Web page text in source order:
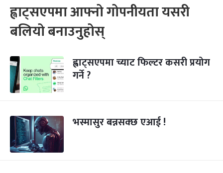
ह्वाट्सएपमा आफ्नो गोपनीयता यसरी
बलियो बनाउनुहोस्
ह्वाट्सएपमा च्याट फिल्टर कसरी प्रयोग
गर्ने ?
भस्मासुर बन्नसक्छ एआई !